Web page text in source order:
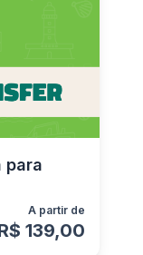
para
A partir de
139,00